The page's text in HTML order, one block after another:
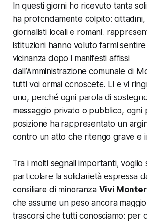
In questi giorni ho ricevuto tanta
ha profondamente colpito: cittadini,
giornalisti locali e romani,
istituzioni hanno voluto farmi
vicinanza dopo i manifesti affissi
dall’Amministrazione comunale di
tutti voi ormai conoscete. Li e vi
uno, perché ogni parola di
messaggio privato o pubblico, ogni
posizione ha rappresentato un
contro un atto che ritengo grave e
Tra i molti segnali importanti, voglio
particolare la solidarietà espressa
consiliare di minoranza Vivi
che assume un peso ancora
trascorsi che tutti conosciamo: per